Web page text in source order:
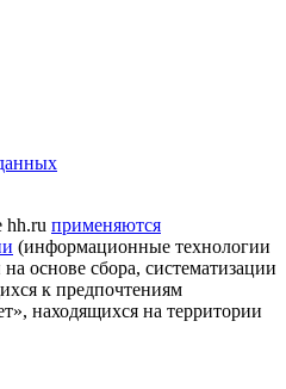
hh.ru применяются
(информационные технологии
основе сбора, систематизации
к предпочтениям
находящихся на территории